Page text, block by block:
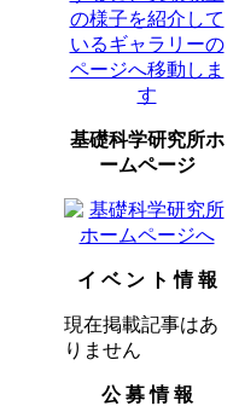
基礎科学研究所ホ
ームページ
イ ベ ン ト 情 報
現在掲載記事はあ
りません
公 募 情 報